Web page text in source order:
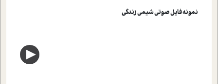
نمونه فایل صوتی شیمی زندگی